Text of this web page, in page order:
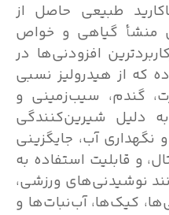
طبیعی حاصل از
منشأ گیاهی و خواص
افزودنی‌ها در
که از هیدرولیز نسبی
گندم، سیب‌زمینی و
دلیل شیرین‌کنندگی
نگهداری آب، جایگزینی
و قابلیت استفاده به
نوشیدنی‌های ورزشی،
کیک‌ها، آب‌نبات‌ها و